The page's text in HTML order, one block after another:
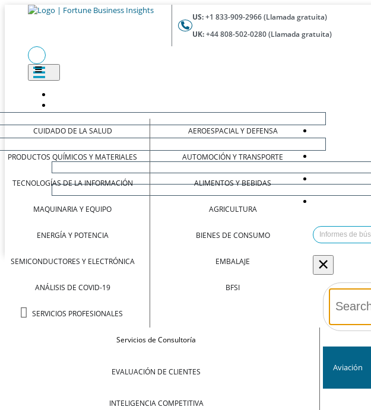
US:+1 833-909-2966 (Llamada gratuita)
UK:+44 808-502-0280 (Llamada gratuita)
CUIDADO DE LA SALUD
PRODUCTOS QUÍMICOS Y MATERIALES
TECNOLOGÍAS DE LA INFORMACIÓN
MAQUINARIA Y EQUIPO
ENERGÍA Y POTENCIA
SEMICONDUCTORES Y ELECTRÓNICA
ANÁLISIS DE COVID-19
SERVICIOS PROFESIONALES
AEROESPACIAL Y DEFENSA
AUTOMOCIÓN Y TRANSPORTE
ALIMENTOS Y BEBIDAS
AGRICULTURA
BIENES DE CONSUMO
EMBALAJE
BFSI
Servicios de Consultoría
EVALUACIÓN DE CLIENTES
INTELIGENCIA COMPETITIVA
×
Aviación